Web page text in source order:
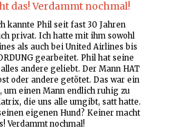
kannte Phil seit fast 30 Jahren
privat. Ich hatte mit ihm sowohl
als auch bei United Airlines bis
gearbeitet. Phil hat seine
andere geliebt. Der Mann HAT
oder andere getötet. Das war ein
um einen Mann endlich ruhig zu
die uns alle umgibt, satt hatte.
eigenen Hund? Keiner macht
Verdammt nochmal!